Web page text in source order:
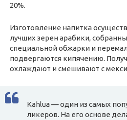
20%.
Изготовление напитка
лучших зерен арабики,
специальной обжарки и
подвергаются кипячению.
охлаждают и смешивают с
Kahlua — один из самых
ликеров. На его основе